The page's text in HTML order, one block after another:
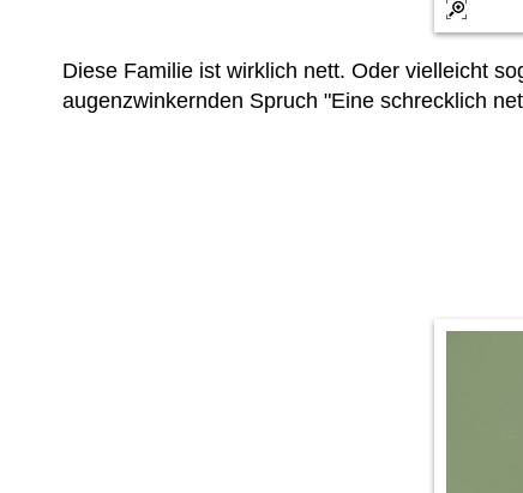
Diese Familie ist wirklich nett. Oder vielleicht
augenzwinkernden Spruch "Eine schrecklich